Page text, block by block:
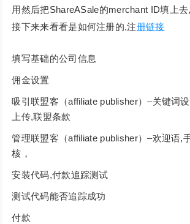
用然后把ShareASale的merchant ID填上
接下来来看看是如何注册的,注册链接
填写基础的公司信息
佣金设置
吸引联盟客（affiliate publisher）–关键词
上传,联盟条款
管理联盟客（affiliate publisher）–欢迎语,
核，
安装代码,付款追踪测试
测试代码能否追踪成功
付款